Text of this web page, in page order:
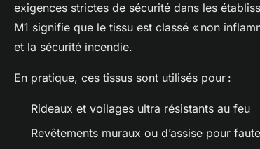
exigences strictes de sécurité dans les
M1 signifie que le tissu est classé « non
et la sécurité incendie.
En pratique, ces tissus sont utilisés pour :
Rideaux et voilages ultra résistants au feu
Revêtements muraux ou d’assise pour